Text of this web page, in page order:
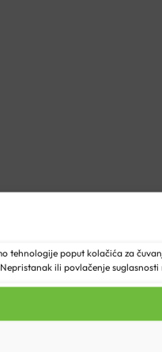
tehnologije poput kolačića za
ili povlačenje